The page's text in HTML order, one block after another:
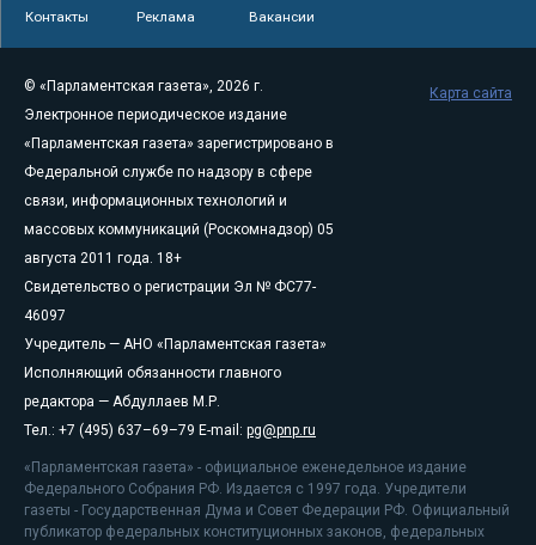
Контакты Реклама Вакансии
© «Парламентская газета», 2026 г.
Электронное периодическое издание
«Парламентская газета» зарегистрировано в
Федеральной службе по надзору в сфере
связи, информационных технологий и
массовых коммуникаций (Роскомнадзор) 05
августа 2011 года. 18+
Свидетельство о регистрации Эл № ФС77-
46097
Учредитель — АНО «Парламентская газета»
Исполняющий обязанности главного
редактора — Абдуллаев М.Р.
Тел.: +7 (495) 637–69–79 E-mail: pg@pnp.ru
«Парламентская газета» - официальное еженедельное издание
Федерального Собрания РФ. Издается с 1997 года. Учредители
газеты - Государственная Дума и Совет Федерации РФ. Официальный
публикатор федеральных конституционных законов, федеральных
Карта сайта